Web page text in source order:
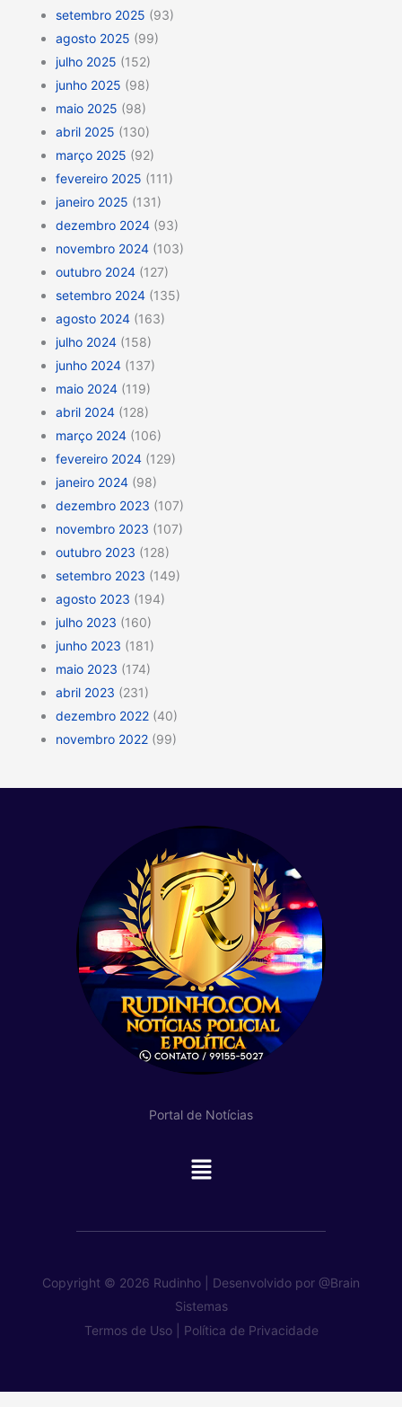
setembro 2025 (93)
agosto 2025 (99)
julho 2025 (152)
junho 2025 (98)
maio 2025 (98)
abril 2025 (130)
março 2025 (92)
fevereiro 2025 (111)
janeiro 2025 (131)
dezembro 2024 (93)
novembro 2024 (103)
outubro 2024 (127)
setembro 2024 (135)
agosto 2024 (163)
julho 2024 (158)
junho 2024 (137)
maio 2024 (119)
abril 2024 (128)
março 2024 (106)
fevereiro 2024 (129)
janeiro 2024 (98)
dezembro 2023 (107)
novembro 2023 (107)
outubro 2023 (128)
setembro 2023 (149)
agosto 2023 (194)
julho 2023 (160)
junho 2023 (181)
maio 2023 (174)
abril 2023 (231)
dezembro 2022 (40)
novembro 2022 (99)
Portal de Notícias
Main
Copyright © 2026 Rudinho | Desenvolvido por @Brain
Sistemas
Termos de Uso |
Política de Privacidade